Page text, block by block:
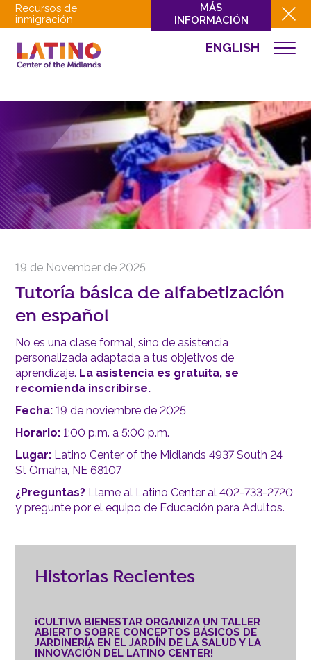
Recursos de
inmigración
MÁS
INFORMACIÓN
ENGLISH
QUIÉNES SOMOS
INVOLUCRARSE
EVENTOS
NOTICIAS
RECURSOS
EVENTOS
19 de November de 2025
Tutoría básica de alfabetización
en español
No es una clase formal, sino de asistencia
personalizada adaptada a tus objetivos de
aprendizaje. La asistencia es gratuita, se
recomienda inscribirse.
Fecha: 19 de noviembre de 2025
Horario:1:00 p.m. a 5:00 p.m.
Lugar: Latino Center of the Midlands 4937 South 24
St Omaha, NE 68107
¿Preguntas? Llame al Latino Center al 402-733-2720
y pregunte por el equipo de Educación para Adultos.
Historias Recientes
¡CULTIVA BIENESTAR ORGANIZA UN TALLER
ABIERTO SOBRE CONCEPTOS BÁSICOS DE
JARDINERÍA EN EL JARDÍN DE LA SALUD Y LA
INNOVACIÓN DEL LATINO CENTER!